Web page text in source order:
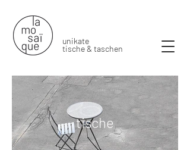
unikate
tische & taschen
tische